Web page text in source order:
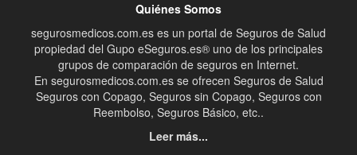
Quiénes Somos
segurosmedicos.com.es es un portal de Seguros de Salud
propiedad del Gupo eSeguros.es® uno de los principales
grupos de comparación de seguros en Internet.
En segurosmedicos.com.es se ofrecen Seguros de Salud
Seguros con Copago, Seguros sin Copago, Seguros con
Reembolso, Seguros Básico, etc..
Leer más...